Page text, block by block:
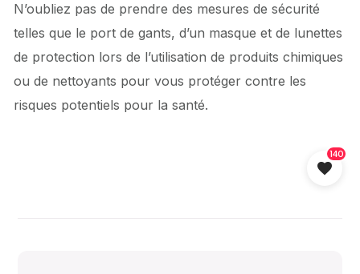
N’oubliez pas de prendre des mesures de sécurité
telles que le port de gants, d’un masque et de lunettes
de protection lors de l’utilisation de produits chimiques
ou de nettoyants pour vous protéger contre les
risques potentiels pour la santé.
140